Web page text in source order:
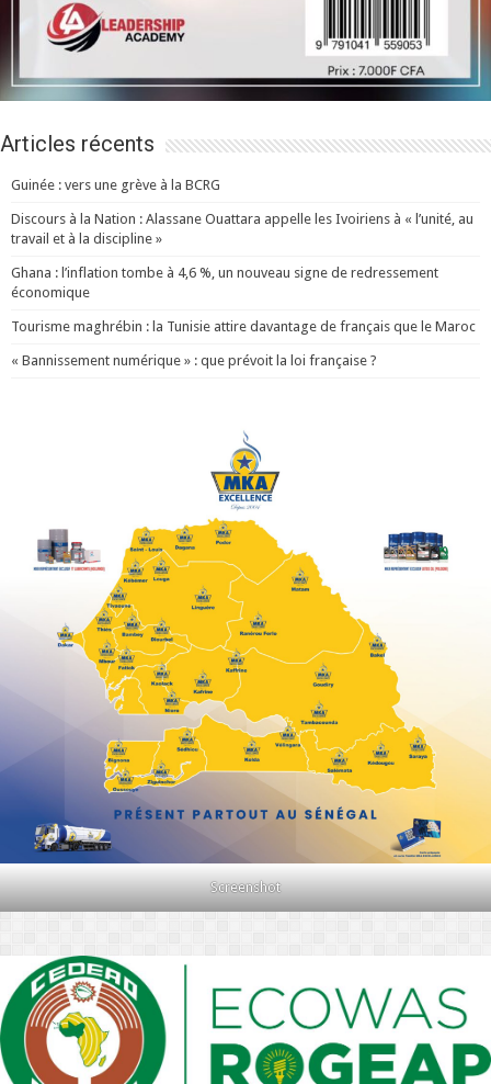
Articles récents
Guinée : vers une grève à la BCRG
Discours à la Nation : Alassane Ouattara appelle les Ivoiriens à « l’unité, au
travail et à la discipline »
Ghana : l’inflation tombe à 4,6 %, un nouveau signe de redressement
économique
Tourisme maghrébin : la Tunisie attire davantage de français que le Maroc
« Bannissement numérique » : que prévoit la loi française ?
Screenshot